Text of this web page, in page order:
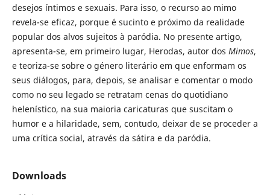
desejos íntimos e sexuais. Para isso, o recurso ao mimo
revela-se eficaz, porque é sucinto e próximo da realidade
popular dos alvos sujeitos à paródia. No presente artigo,
apresenta-se, em primeiro lugar, Herodas, autor dos Mimos,
e teoriza-se sobre o género literário em que enformam os
seus diálogos, para, depois, se analisar e comentar o modo
como no seu legado se retratam cenas do quotidiano
helenístico, na sua maioria caricaturas que suscitam o
humor e a hilaridade, sem, contudo, deixar de se proceder a
uma crítica social, através da sátira e da paródia.
Downloads